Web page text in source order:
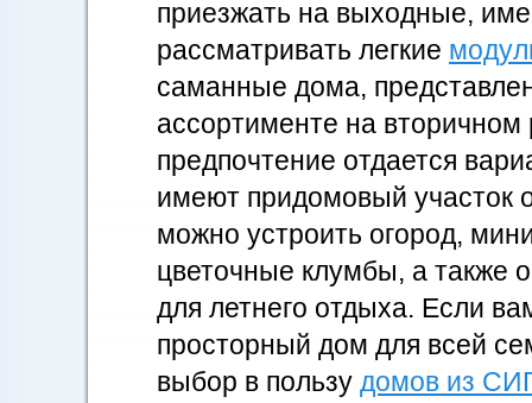
приезжать на выходные,
рассматривать легкие
саманные дома,
ассортименте на
предпочтение отдается
имеют придомовый участок
можно устроить огород,
цветочные клумбы, а также
для летнего отдыха. Если
просторный дом для всей
выбор в пользу домов из